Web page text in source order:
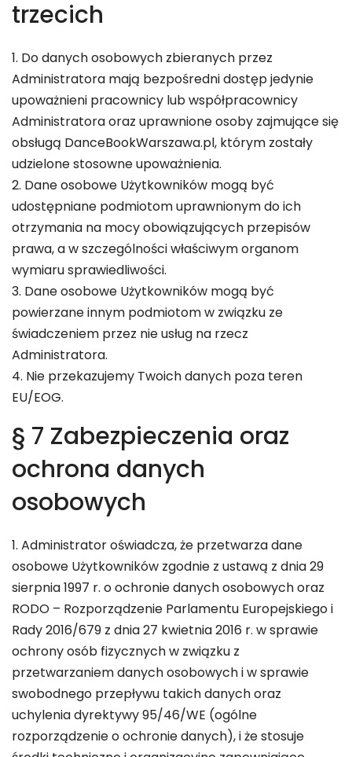
trzecich
1. Do danych osobowych zbieranych przez
Administratora mają bezpośredni dostęp jedynie
upoważnieni pracownicy lub współpracownicy
Administratora oraz uprawnione osoby zajmujące się
obsługą DanceBookWarszawa.pl, którym zostały
udzielone stosowne upoważnienia.
2. Dane osobowe Użytkowników mogą być
udostępniane podmiotom uprawnionym do ich
otrzymania na mocy obowiązujących przepisów
prawa, a w szczególności właściwym organom
wymiaru sprawiedliwości.
3. Dane osobowe Użytkowników mogą być
powierzane innym podmiotom w związku ze
świadczeniem przez nie usług na rzecz
Administratora.
4. Nie przekazujemy Twoich danych poza teren
EU/EOG.
§ 7 Zabezpieczenia oraz
ochrona danych
osobowych
1. Administrator oświadcza, że przetwarza dane
osobowe Użytkowników zgodnie z ustawą z dnia 29
sierpnia 1997 r. o ochronie danych osobowych oraz
RODO – Rozporządzenie Parlamentu Europejskiego i
Rady 2016/679 z dnia 27 kwietnia 2016 r. w sprawie
ochrony osób fizycznych w związku z
przetwarzaniem danych osobowych i w sprawie
swobodnego przepływu takich danych oraz
uchylenia dyrektywy 95/46/WE (ogólne
rozporządzenie o ochronie danych), i że stosuje